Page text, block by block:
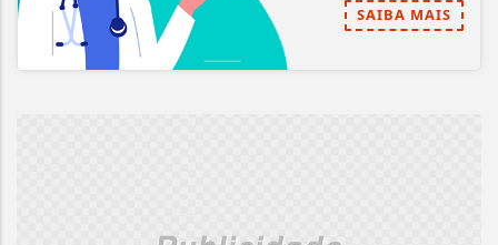
SAIBA MAIS